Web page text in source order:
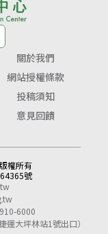
關於我們
網站授權條款
投稿須知
意見回饋
權所有
號
6000
大坪林站1號出口）